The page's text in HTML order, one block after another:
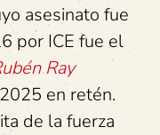
asesinato fue
por ICE fue el
Ray
en retén.
de la fuerza